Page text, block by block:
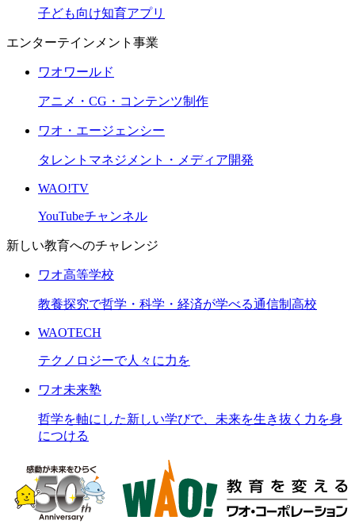
子ども向け知育アプリ
エンターテインメント事業
ワオワールド
アニメ・CG・コンテンツ制作
ワオ・エージェンシー
タレントマネジメント・メディア開発
WAO!TV
YouTubeチャンネル
新しい教育へのチャレンジ
ワオ高等学校
教養探究で哲学・科学・経済が学べる通信制高校
WAOTECH
テクノロジーで人々に力を
ワオ未来塾
哲学を軸にした新しい学びで、未来を生き抜く力を身
につける